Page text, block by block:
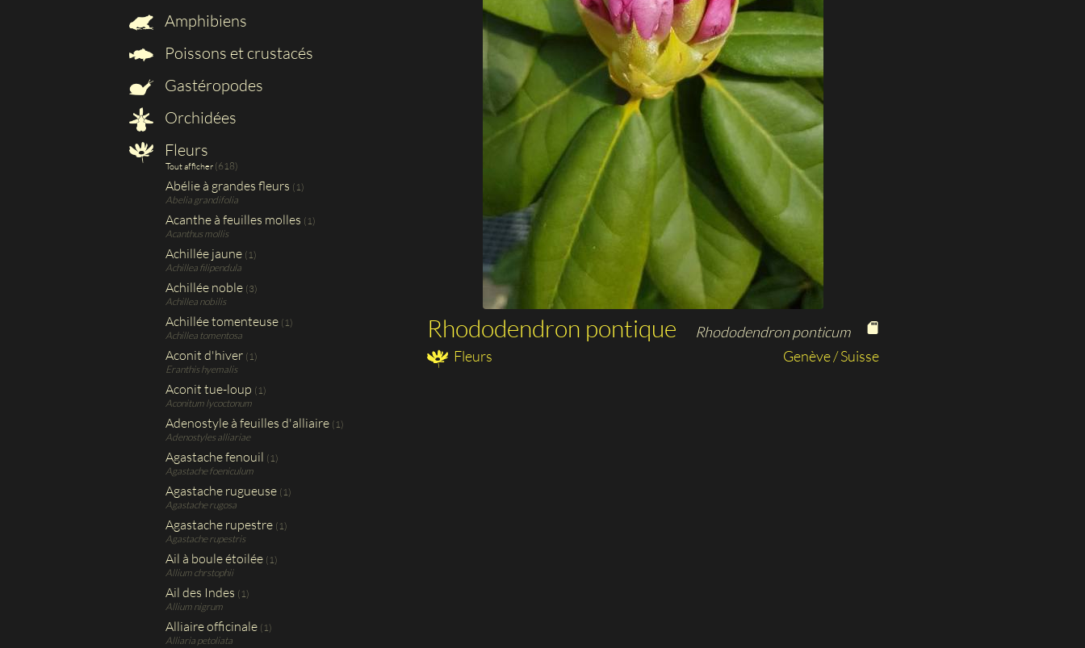
Amphibiens
Poissons et crustacés
Gastéropodes
Orchidées
Fleurs
Tout afficher (618)
Abélie à grandes fleurs (1)
Abelia grandifolia
Acanthe à feuilles molles (1)
Acanthus mollis
Achillée jaune (1)
Achillea filipendula
Achillée noble (3)
Achillea nobilis
Achillée tomenteuse (1)
Achillea tomentosa
Aconit d'hiver (1)
Eranthis hyemalis
Aconit tue-loup (1)
Aconitum lycoctonum
Adenostyle à feuilles d'alliaire (1)
Adenostyles alliariae
Agastache fenouil (1)
Agastache foeniculum
Agastache rugueuse (1)
Agastache rugosa
Agastache rupestre (1)
Agastache rupestris
Ail à boule étoilée (1)
Allium chrstophii
Ail des Indes (1)
Allium nigrum
Alliaire officinale (1)
Alliaria petoliata
Rhododendron pontique
Rhododendron ponticum
Fleurs
Genève / Suisse